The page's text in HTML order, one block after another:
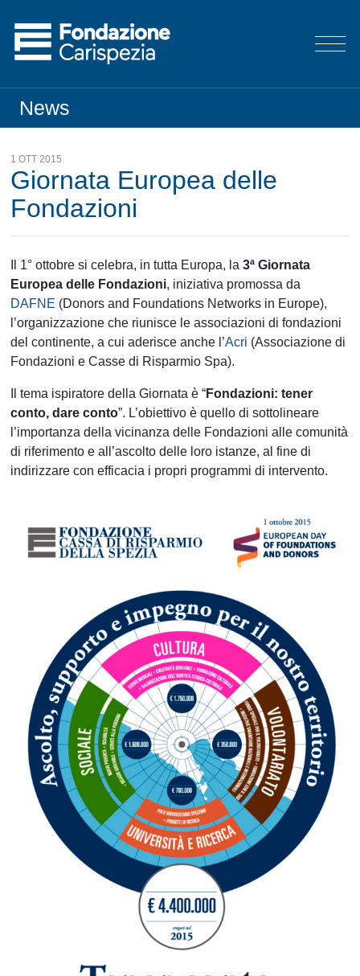
News
1 OTT 2015
Giornata Europea delle
Fondazioni
Il 1° ottobre si celebra, in tutta Europa, la3ª Giornata
Europea delle Fondazioni, iniziativa promossa da
DAFNE (Donors and Foundations Networks in Europe),
l’organizzazione che riunisce le associazioni di fondazioni
del continente, a cui aderisce anche l’Acri (Associazione di
Fondazioni e Casse di Risparmio Spa).
Il tema ispiratore della Giornata è “Fondazioni: tener
conto, dare conto”. L’obiettivo è quello di sottolineare
l’importanza della vicinanza delle Fondazioni alle comunità
di riferimento e all’ascolto delle loro istanze, al fine di
indirizzare con efficacia i propri programmi di intervento.